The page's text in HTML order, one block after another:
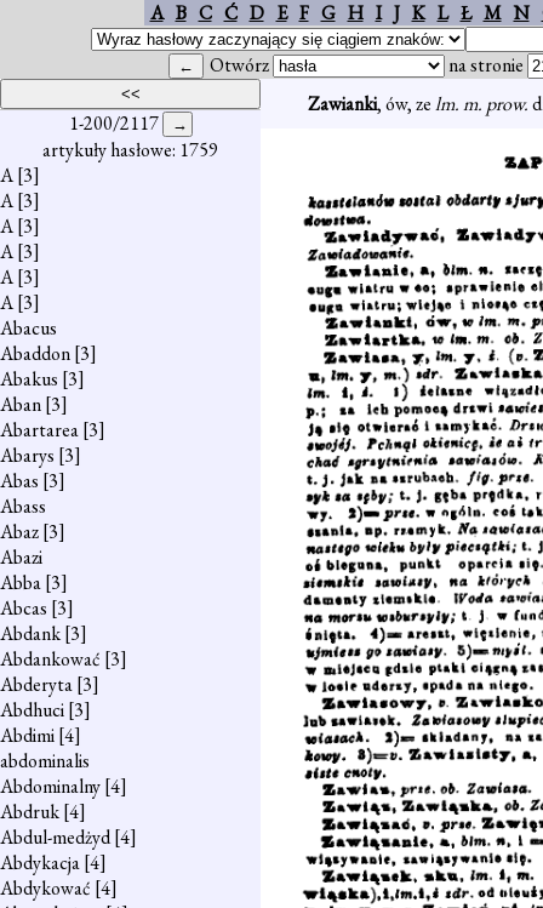
A B C Ć D E F G H I J K L Ł M N
Otwórz na stronie
1-200/2117
artykuły hasłowe: 1759
A[3]
A[3]
A[3]
A[3]
A[3]
A[3]
Abacus
Abaddon[3]
Abakus [3]
Aban[3]
Abartarea[3]
Abarys [3]
Abas [3]
Abass
Abaz[3]
Abazi
Abba[3]
Abcas [3]
Abdank[3]
Abdankować [3]
Abderyta[3]
Abdhuci[3]
Abdimi[4]
abdominalis
Abdominalny[4]
Abdruk[4]
Abdul-medżyd[4]
Abdykacja[4]
Abdykować [4]
Zawianki, ów, zelm. m. prow.